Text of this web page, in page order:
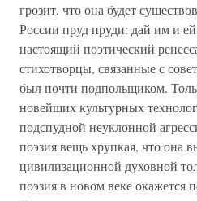
грозит, что она будет
России пруд пруди: дай им и
настоящий поэтический
стихотворцы, связанные с
был почти подпольщиком.
новейших культурных
подспудной неуклонной
поэзия вещь хрупкая, что она
цивилизационной духовной
поэзия в новом веке окажется